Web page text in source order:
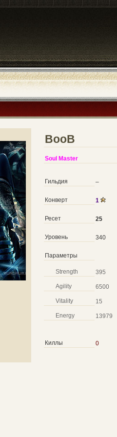
BooB
Soul Master
Гильдия –
Конверт 1
Ресет 25
Уровень 340
Параметры
Strength 395
Agility 6500
Vitality 15
Energy 13979
Киллы 0